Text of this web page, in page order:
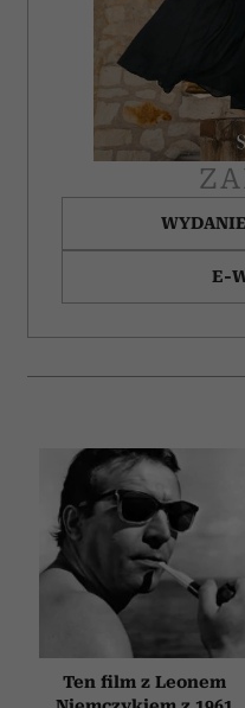
E-
Ten film z Leonem